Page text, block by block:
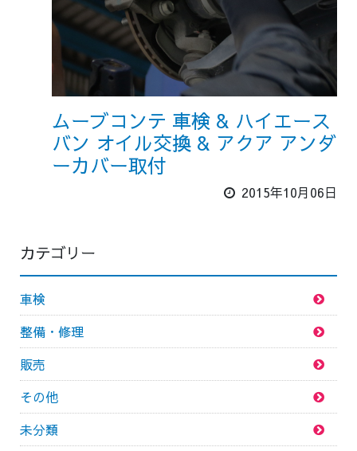
ムーブコンテ 車検 & ハイエース
バン オイル交換 & アクア アンダ
ーカバー取付
2015年10月06日
カテゴリー
車検
整備・修理
販売
その他
未分類